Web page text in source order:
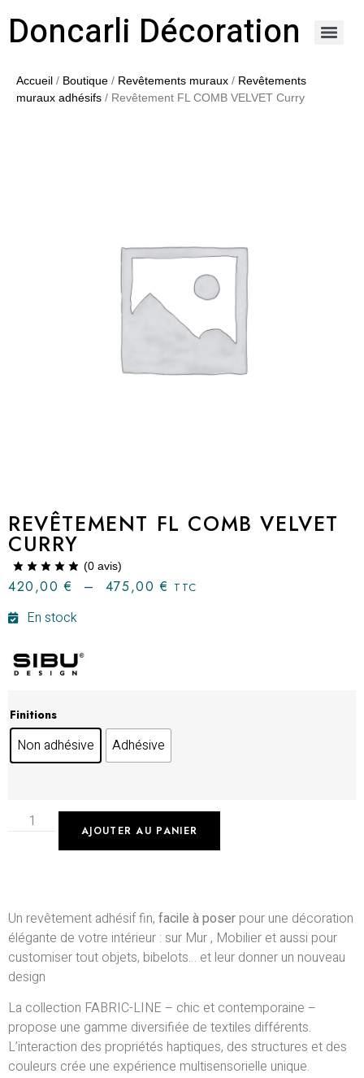
Doncarli Décoration
Accueil / Boutique / Revêtements muraux / Revêtements
muraux adhésifs / Revêtement FL COMB VELVET Curry
REVÊTEMENT FL COMB VELVET
CURRY
(0 avis)
420,00€ – 475,00€ TTC
En stock
Finitions
Non adhésive Adhésive
AJOUTER AU PANIER
Un revêtement adhésif fin, facile à poser pour une décoration
élégante de votre intérieur : sur Mur , Mobilier et aussi pour
customiser tout objets, bibelots… et leur donner un nouveau
design
La collection FABRIC-LINE – chic et contemporaine –
propose une gamme diversifiée de textiles différents.
L’interaction des propriétés haptiques, des structures et des
couleurs crée une expérience multisensorielle unique.